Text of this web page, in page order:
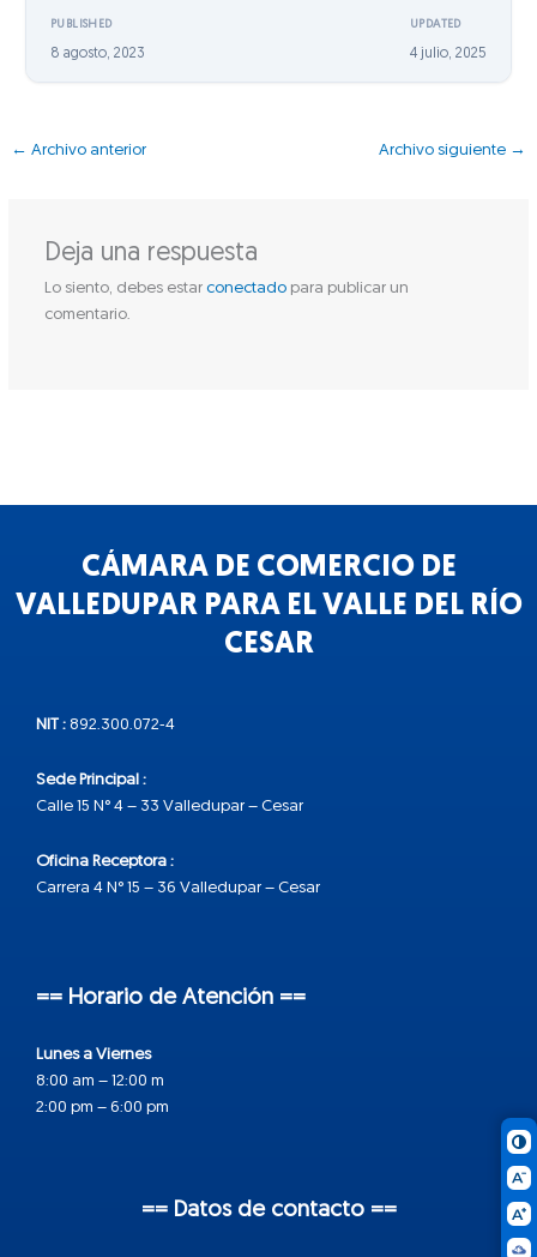
PUBLISHED
8 agosto, 2023
UPDATED
4 julio, 2025
← Archivo anterior Archivo siguiente →
Deja una respuesta
Lo siento, debes estar conectadopara publicar un
comentario.
CÁMARA DE COMERCIO DE
VALLEDUPAR PARA EL VALLE DEL RÍO
CESAR
NIT : 892.300.072-4
Sede Principal :
Calle 15 N° 4 – 33 Valledupar – Cesar
Oficina Receptora :
Carrera 4 N° 15 – 36 Valledupar – Cesar
== Horario de Atención ==
Lunes a Viernes
8:00 am – 12:00 m
2:00 pm – 6:00 pm
== Datos de contacto ==